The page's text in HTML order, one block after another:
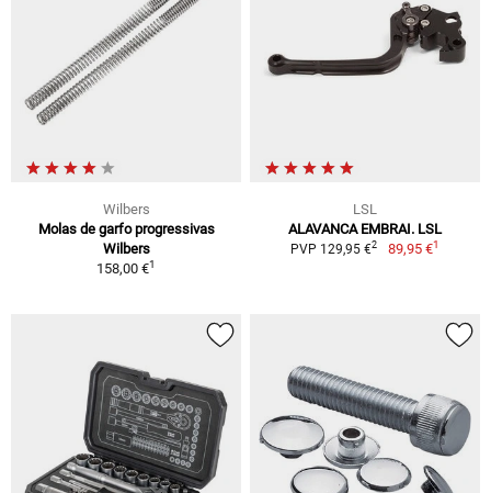
Wilbers
Molas de garfo progressivas
Wilbers
158,00 €1
LSL
ALAVANCA EMBRAI. LSL
PVP 129,95 €2 89,95 €1